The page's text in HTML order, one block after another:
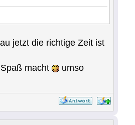
jetzt die richtige Zeit ist
macht
umso